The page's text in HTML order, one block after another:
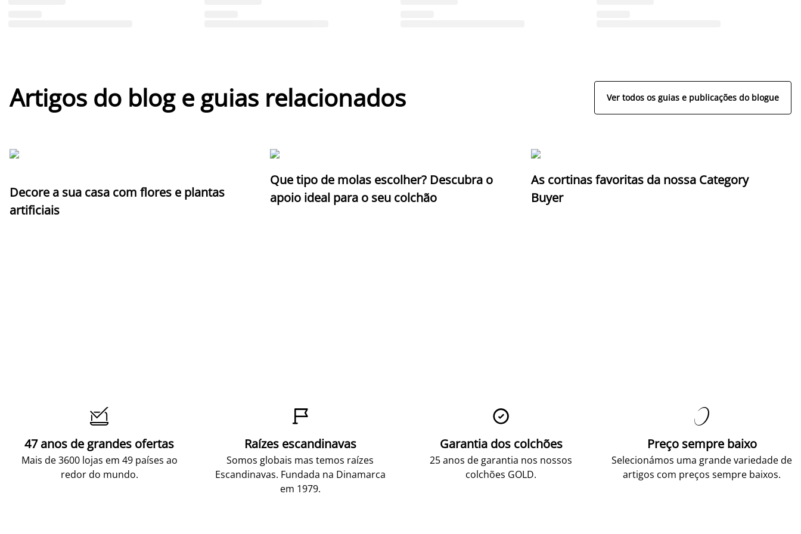
Artigos do blog e guias relacionados Ver todos os guias e publicações do blogue
Decore a sua casa com flores e plantas
artificiais
Que tipo de molas escolher? Descubra o
apoio ideal para o seu colchão
As cortinas favoritas da nossa Category
Buyer

47 anos de grandes ofertas
Mais de 3600 lojas em 49 países ao
redor do mundo.

Raízes escandinavas
Somos globais mas temos raízes
Escandinavas. Fundada na Dinamarca
em 1979.

Garantia dos colchões
25 anos de garantia nos nossos
colchões GOLD.

Preço sempre baixo
Selecionámos uma grande variedade de
artigos com preços sempre baixos.